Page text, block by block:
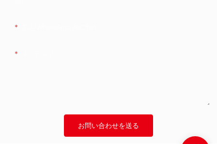
お問い合わせを送る